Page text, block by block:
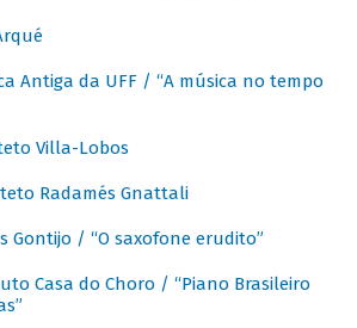
Antiga da UFF / “A música no tempo
Villa-Lobos
Radamés Gnattali
Gontijo / “O saxofone erudito”
Casa do Choro / “Piano Brasileiro